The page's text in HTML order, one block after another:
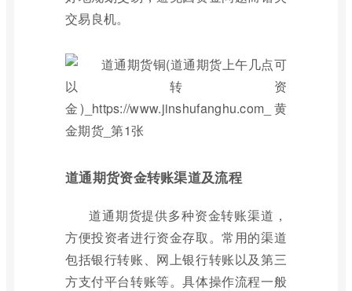
交易良机。
道通期货资金转账渠道及流程
道通期货提供多种资金转账渠道，
方便投资者进行资金存取。常用的渠道
包括银行转账、网上银行转账以及第三
方支付平台转账等。具体操作流程一般